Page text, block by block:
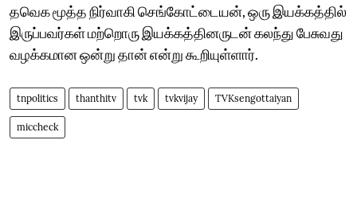
தவெக மூத்த நிர்வாகி செங்கோட்டையன், ஒரு இயக்கத்தில்
இருப்பவர்கள் மற்றொரு இயக்கத்தினருடன் கலந்து பேசுவது
வழக்கமான ஒன்று தான் என்று கூறியுள்ளார்.
tnpolitics thanthitv tvk tvkvijay TVKsengottaiyan
miccheck